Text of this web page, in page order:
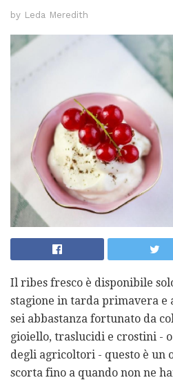
by Leda Meredith
Il ribes fresco è disponibile
stagione in tarda primavera e
sei abbastanza fortunato da
gioiello, traslucidi e crostini -
degli agricoltori - questo è un
scorta fino a quando non ne